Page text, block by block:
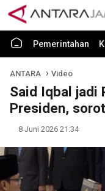
Pemerintahan
ANTARA Video
Said Iqbal jadi
Presiden,
8 Juni 2026 21:34